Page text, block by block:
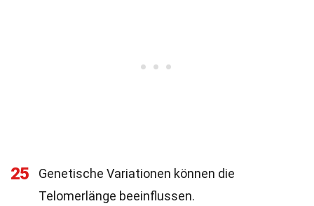
25
Genetische Variationen können die
Telomerlänge beeinflussen.